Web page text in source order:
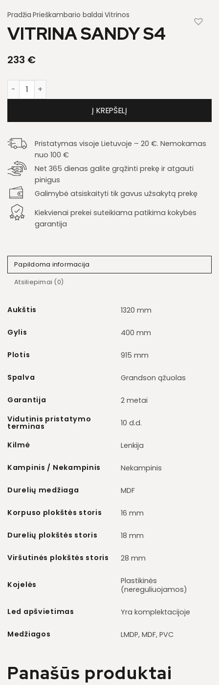
Pradžia Prieškambario baldai Vitrinos
VITRINA SANDY S4
233 €
produkto kiekis: Vitrina Sandy S4
Į KREPŠELĮ
Pristatymas visoje Lietuvoje – 20 €. Nemokamas
nuo 100 €
Net 365 dienas galite grąžinti prekę ir atgauti
pinigus
Galimybė atsiskaityti tik gavus užsakytą prekę
Kiekvienai prekei suteikiama patikima kokybės
garantija
Papildoma informacija
Atsiliepimai (0)
Aukštis 1320 mm
Gylis 400 mm
Plotis 915 mm
Spalva Grandson ąžuolas
Garantija
2 metai
Vidutinis pristatymo
terminas 10 d.d.
Kilmė Lenkija
Kampinis / Nekampinis Nekampinis
Durelių medžiaga MDF
Korpuso plokštės storis 16 mm
Durelių plokštės storis 18 mm
Viršutinės plokštės storis 28 mm
Kojelės
Plastikinės
(nereguliuojamos)
Led apšvietimas Yra komplektacijoje
Medžiagos LMDP, MDF, PVC
Panašūs produktai